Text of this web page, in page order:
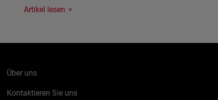
Artikel lesen
Über uns
Kontaktieren Sie uns